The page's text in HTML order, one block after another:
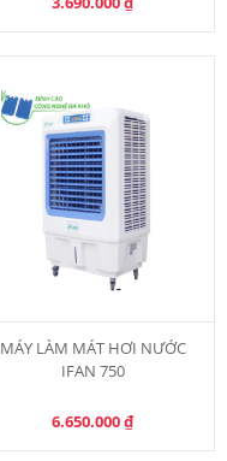
MÁY LÀM MÁT HƠI NƯỚC
IFAN 750
6.650.000₫